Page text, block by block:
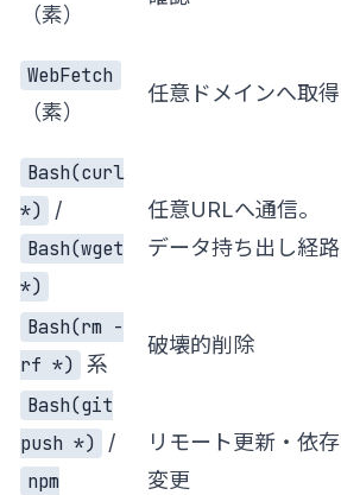
（素）
WebFetch
（素）
任意ドメインへ取得
Bash(curl
*)
/
Bash(wget
*)
任意URLへ通信。
データ持ち出し経路
Bash(rm -
rf *) 系
破壊的削除
Bash(git
push *)
/
npm
リモート更新・依存
変更